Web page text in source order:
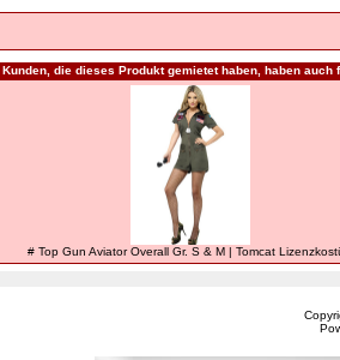
Kunden, die dieses Produkt gemietet haben, haben auch
# Top Gun Aviator Overall Gr. S & M | Tomcat